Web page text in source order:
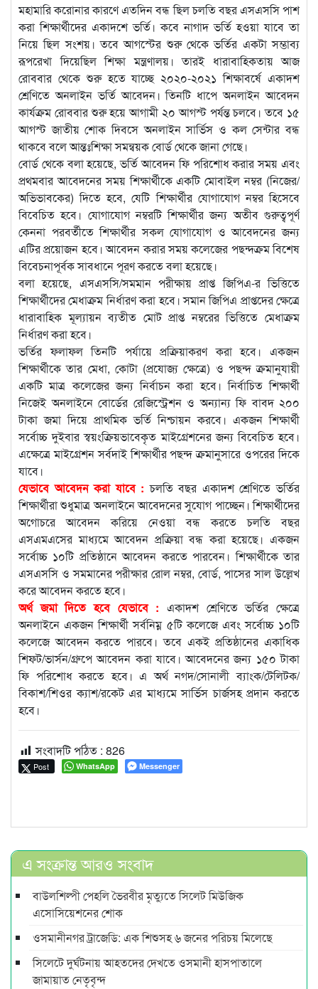
মহামারি করোনার কারণে এতদিন বন্ধ ছিল চলতি বছর এসএসসি পাশ
করা শিক্ষার্থীদের একাদশে ভর্তি। কবে নাগাদ ভর্তি হওয়া যাবে তা
নিয়ে ছিল সংশয়। তবে আগস্টের শুরু থেকে ভর্তির একটা সম্ভাব্য
রূপরেখা দিয়েছিল শিক্ষা মন্ত্রণালয়। তারই ধারাবাহিকতায় আজ
রোববার থেকে শুরু হতে যাচ্ছে ২০২০-২০২১ শিক্ষাবর্ষে একাদশ
শ্রেণিতে অনলাইন ভর্তি আবেদন। তিনটি ধাপে অনলাইন আবেদন
কার্যক্রম রোববার শুরু হয়ে আগামী ২০ আগস্ট পর্যন্ত চলবে। তবে ১৫
আগস্ট জাতীয় শোক দিবসে অনলাইন সার্ভিস ও কল সেন্টার বন্ধ
থাকবে বলে আন্তঃশিক্ষা সমন্বয়ক বোর্ড থেকে জানা গেছে।
বোর্ড থেকে বলা হয়েছে, ভর্তি আবেদন ফি পরিশোধ করার সময় এবং
প্রথমবার আবেদনের সময় শিক্ষার্থীকে একটি মোবাইল নম্বর (নিজের/
অভিভাবকের) দিতে হবে, যেটি শিক্ষার্থীর যোগাযোগ নম্বর হিসেবে
বিবেচিত হবে। যোগাযোগ নম্বরটি শিক্ষার্থীর জন্য অতীব গুরুত্বপূর্ণ
কেননা পরবর্তীতে শিক্ষার্থীর সকল যোগাযোগ ও আবেদনের জন্য
এটির প্রয়োজন হবে। আবেদন করার সময় কলেজের পছন্দক্রম বিশেষ
বিবেচনাপূর্বক সাবধানে পূরণ করতে বলা হয়েছে।
বলা হয়েছে, এসএসসি/সমমান পরীক্ষায় প্রাপ্ত জিপিএ-র ভিত্তিতে
শিক্ষার্থীদের মেধাক্রম নির্ধারণ করা হবে। সমান জিপিএ প্রাপ্তদের ক্ষেত্রে
ধারাবাহিক মূল্যায়ন ব্যতীত মোট প্রাপ্ত নম্বরের ভিত্তিতে মেধাক্রম
নির্ধারণ করা হবে।
ভর্তির ফলাফল তিনটি পর্যায়ে প্রক্রিয়াকরণ করা হবে। একজন
শিক্ষার্থীকে তার মেধা, কোটা (প্রযোজ্য ক্ষেত্রে) ও পছন্দ ক্রমানুযায়ী
একটি মাত্র কলেজের জন্য নির্বাচন করা হবে। নির্বাচিত শিক্ষার্থী
নিজেই অনলাইনে বোর্ডের রেজিস্ট্রেশন ও অন্যান্য ফি বাবদ ২০০
টাকা জমা দিয়ে প্রাথমিক ভর্তি নিশ্চায়ন করবে। একজন শিক্ষার্থী
সর্বোচ্চ দুইবার স্বয়ংক্রিয়ভাবেকৃত মাইগ্রেশনের জন্য বিবেচিত হবে।
এক্ষেত্রে মাইগ্রেশন সর্বদাই শিক্ষার্থীর পছন্দ ক্রমানুসারে ওপরের দিকে
যাবে।
যেভাবে আবেদন করা যাবে : চলতি বছর একাদশ শ্রেণিতে ভর্তির
শিক্ষার্থীরা শুধুমাত্র অনলাইনে আবেদনের সুযোগ পাচ্ছেন। শিক্ষার্থীদের
অগোচরে আবেদন করিয়ে নেওয়া বন্ধ করতে চলতি বছর
এসএমএসের মাধ্যমে আবেদন প্রক্রিয়া বন্ধ করা হয়েছে। একজন
সর্বোচ্চ ১০টি প্রতিষ্ঠানে আবেদন করতে পারবেন। শিক্ষার্থীকে তার
এসএসসি ও সমমানের পরীক্ষার রোল নম্বর, বোর্ড, পাসের সাল উল্লেখ
করে আবেদন করতে হবে।
অর্থ জমা দিতে হবে যেভাবে : একাদশ শ্রেণিতে ভর্তির ক্ষেত্রে
অনলাইনে একজন শিক্ষার্থী সর্বনিম্ন ৫টি কলেজে এবং সর্বোচ্চ ১০টি
কলেজে আবেদন করতে পারবে। তবে একই প্রতিষ্ঠানের একাধিক
শিফট/ভার্সন/গ্রুপে আবেদন করা যাবে। আবেদনের জন্য ১৫০ টাকা
ফি পরিশোধ করতে হবে। এ অর্থ নগদ/সোনালী ব্যাংক/টেলিটক/
বিকাশ/শিওর ক্যাশ/রকেট এর মাধ্যমে সার্ভিস চার্জসহ প্রদান করতে
হবে।
সংবাদটি পঠিত : 826
Post WhatsApp Messenger
এ সংক্রান্ত আরও সংবাদ
বাউলশিল্পী পেহলি ভৈরবীর মৃত্যুতে সিলেট মিউজিক
এসোসিয়েশনের শোক
ওসমানীনগর ট্রাজেডি: এক শিশুসহ ৬ জনের পরিচয় মিলেছে
সিলেটে দুর্ঘটনায় আহতদের দেখতে ওসমানী হাসপাতালে
জামায়াত নেতৃবৃন্দ